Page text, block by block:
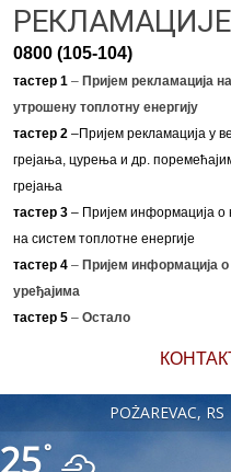
РЕКЛАМАЦИЈЕ
0800 (105-104)
тастер 1–Пријем рекламација
утрошену топлотну енергију
тастер 2–Пријем рекламација у
грејања, цурења и др.
грејања
тастер 3– Пријем информација
на систем топлотне енергије
тастер 4 – Пријем информација
уређајима
тастер 5 – Остало
POŽAREVAC, RS
25°